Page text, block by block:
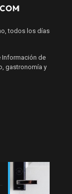
todos los días
Información de
gastronomía y